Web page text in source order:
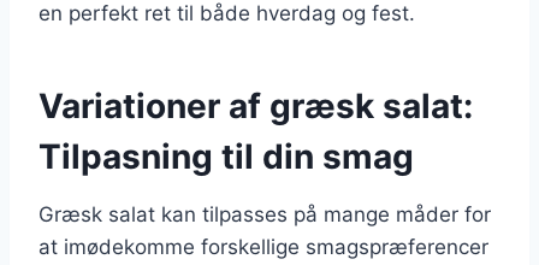
en perfekt ret til både hverdag og fest.
Variationer af græsk salat:
Tilpasning til din smag
Græsk salat kan tilpasses på mange måder for
at imødekomme forskellige smagspræferencer